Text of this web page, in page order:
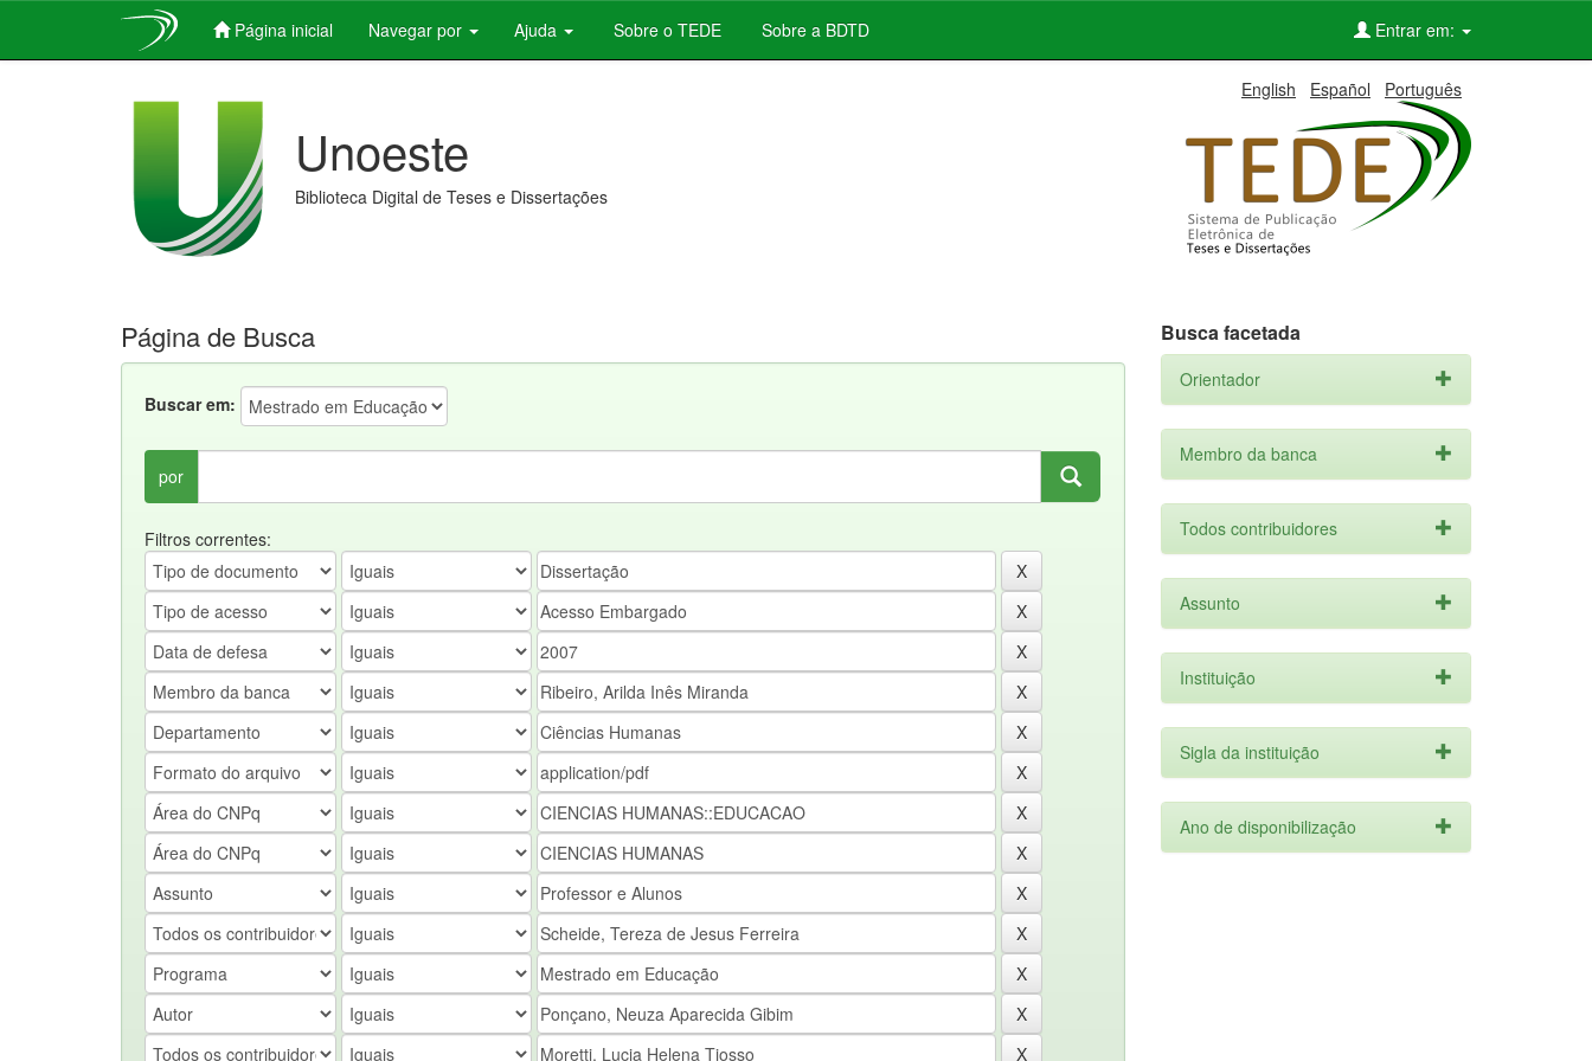
Página inicial Navegar por Ajuda Sobre o TEDE Sobre a BDTD Entrar em:
English Español Português
Unoeste
Biblioteca Digital de Teses e Dissertações
Página de Busca
Buscar em:
por
Filtros correntes:
Busca facetada
Orientador
Membro da banca
Todos contribuidores
Assunto
Instituição
Sigla da instituição
Ano de disponibilização